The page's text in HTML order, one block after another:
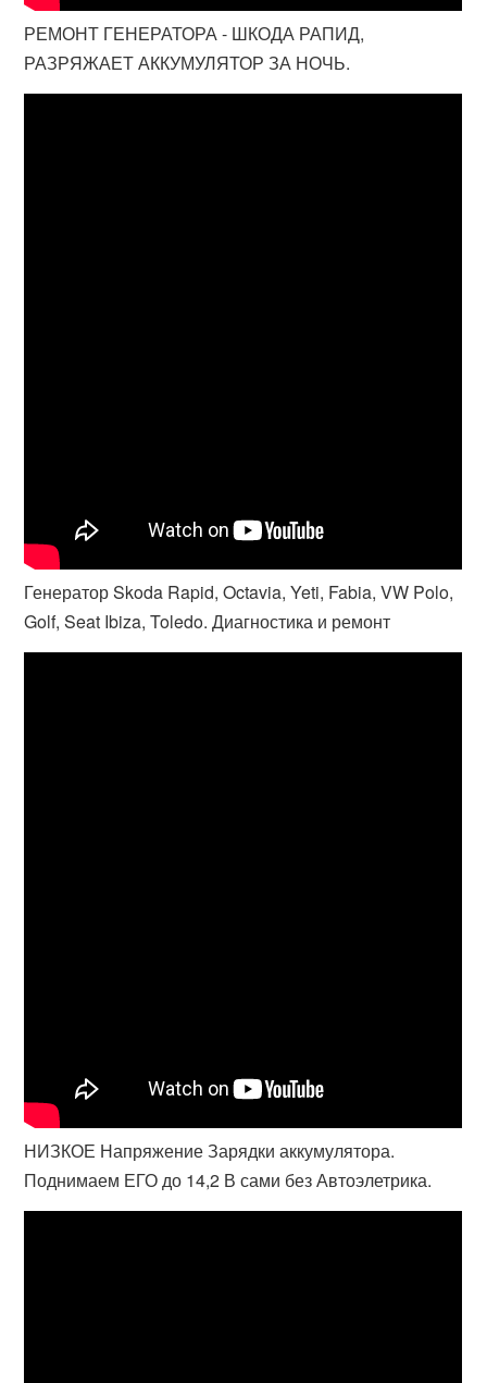
РЕМОНТ ГЕНЕРАТОРА - ШКОДА РАПИД,
РАЗРЯЖАЕТ АККУМУЛЯТОР ЗА НОЧЬ.
Генератор Skoda Rapid, Octavia, Yeti, Fabia, VW Polo,
Golf, Seat Ibiza, Toledo. Диагностика и ремонт
НИЗКОЕ Напряжение Зарядки аккумулятора.
Поднимаем ЕГО до 14,2 В сами без Автоэлетрика.